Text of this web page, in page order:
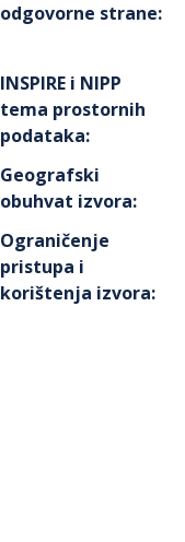
odgovorne strane:
INSPIRE i NIPP
tema prostornih
podataka:
Geografski
obuhvat izvora:
Ograničenje
pristupa i
korištenja izvora: